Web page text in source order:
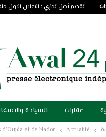
تقديم أصل تجاري : الاعلان الاول ملف رقم
عقارات السياحة
Actualité
et de Nador